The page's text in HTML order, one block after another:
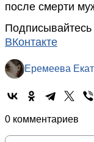
после смерти
ВКонтакте
Еремеева
0 комментариев